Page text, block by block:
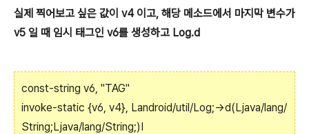
실제 찍어보고 싶은 값이 v4 이고, 해당 메소드에서 마지막 변수가
v5 일 때 임시 태그인 v6를 생성하고 Log.d
const-string v6, "TAG"
invoke-static {v6, v4}, Landroid/util/Log;->d(Ljava/lang/
String;Ljava/lang/String;)I